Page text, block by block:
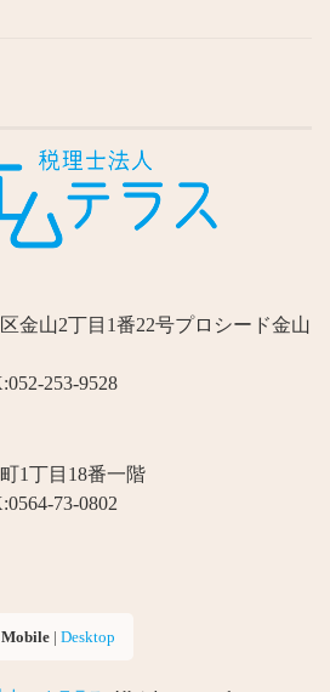
金山2丁目1番22号プロシード金山
253-9528
1丁目18番一階
73-0802
Mobile | Desktop